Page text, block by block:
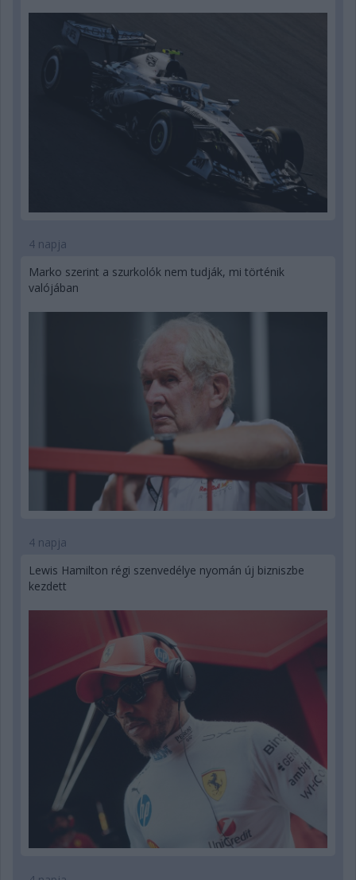
4 napja
Marko szerint a szurkolók nem tudják, mi történik
valójában
4 napja
Lewis Hamilton régi szenvedélye nyomán új bizniszbe
kezdett